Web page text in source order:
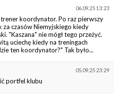
06.09.25 13:23
koordynator. Po raz pierwszy
za czasów Niemyjskiego kiedy
"Kaszana" nie mógł tego przeżyć.
uciechę kiedy na treningach
ten koordynator?" Tak było...
05.09.25 23:29
portfel klubu